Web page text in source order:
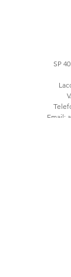
SP 40
Email: